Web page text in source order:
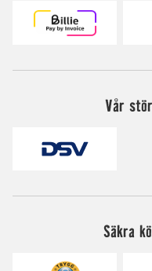
Vår
Säkra